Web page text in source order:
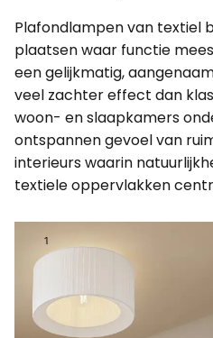
Plafondlampen van textiel
plaatsen waar functie
een gelijkmatig,
veel zachter effect dan
woon- en slaapkamers
ontspannen gevoel van
interieurs waarin
textiele oppervlakken